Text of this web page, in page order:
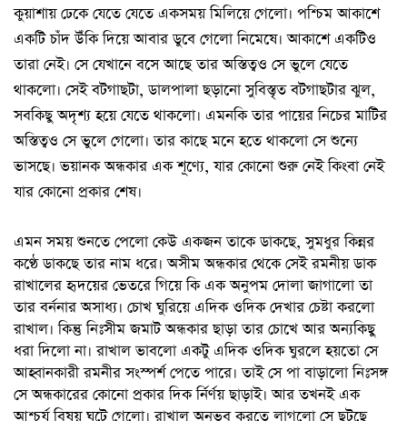
কুয়াশায় ঢেকে যেতে যেতে একসময় মিলিয়ে গেলো। পশ্চিম আকাশে
একটি চাঁদ উঁকি দিয়ে আবার ডুবে গেলো নিমেষে। আকাশে একটিও
তারা নেই। সে যেখানে বসে আছে তার অস্তিত্বও সে ভুলে যেতে
থাকলো। সেই বটগাছটা, ডালপালা ছড়ানো সুবিস্তৃত বটগাছটার ঝুল,
সবকিছু অদৃশ্য হয়ে যেতে থাকলো। এমনকি তার পায়ের নিচের মাটির
অস্তিত্বও সে ভুলে গেলো। তার কাছে মনে হতে থাকলো সে শুন্যে
ভাসছে। ভয়ানক অন্ধকার এক শূণ্যে, যার কোনো শুরু নেই কিংবা নেই
যার কোনো প্রকার শেষ।
এমন সময় শুনতে পেলো কেউ একজন তাকে ডাকছে, সুমধুর কিন্নর
কণ্ঠে ডাকছে তার নাম ধরে। অসীম অন্ধকার থেকে সেই রমনীয় ডাক
রাখালের হৃদয়ের ভেতরে গিয়ে কি এক অনুপম দোলা জাগালো তা
তার বর্ননার অসাধ্য। চোখ ঘুরিয়ে এদিক ওদিক দেখার চেষ্টা করলো
রাখাল। কিন্তু নিঃসীম জমাট অন্ধকার ছাড়া তার চোখে আর অন্যকিছু
ধরা দিলো না। রাখাল ভাবলো একটু এদিক ওদিক ঘুরলে হয়তো সে
আহ্বানকারী রমনীর সংস্পর্শ পেতে পারে। তাই সে পা বাড়ালো নিঃসঙ্গ
সে অন্ধকারের কোনো প্রকার দিক নির্র্ণয় ছাড়াই। আর তখনই এক
আশ্চর্য বিষয় ঘটে গেলো। রাখাল অনুভব করতে লাগলো সে ছুটছে